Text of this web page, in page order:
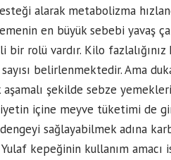
alarak metabolizma
en büyük sebebi yavaş
rolü vardır. Kilo
belirlenmektedir. Ama
şekilde sebze
içine meyve tüketimi de
sağlayabilmek adına
kepeğinin kullanım